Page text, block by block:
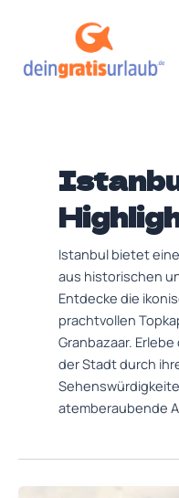
Istanbul bietet
aus historischen
Entdecke die
prachtvollen
Granbazaar.
der Stadt durch
atemberaubende
pagination